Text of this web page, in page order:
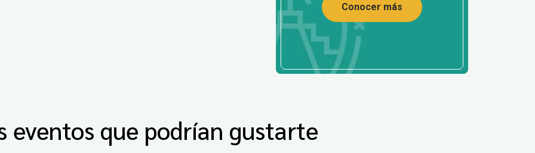
Conocer más
eventos que podrían gustarte